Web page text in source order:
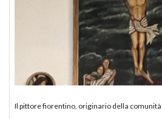
Il pittore fiorentino, originario della